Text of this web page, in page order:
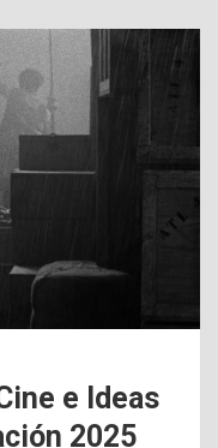
e Ideas
2025